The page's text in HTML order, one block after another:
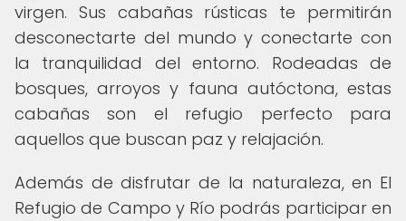
virgen. Sus cabañas rústicas te permitirán
desconectarte del mundo y conectarte con
la tranquilidad del entorno. Rodeadas de
bosques, arroyos y fauna autóctona, estas
cabañas son el refugio perfecto para
aquellos que buscan paz y relajación.
Además de disfrutar de la naturaleza, en El
Refugio de Campo y Río podrás participar en